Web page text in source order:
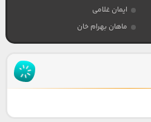
ایمان غلامی
ماهان بهرام خان